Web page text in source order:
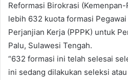
Reformasi Birokrasi
lebih 632 kuota formasi
Perjanjian Kerja (PPPK) untuk
Palu, Sulawesi Tengah.
“632 formasi ini telah selesai
ini sedang dilakukan seleksi